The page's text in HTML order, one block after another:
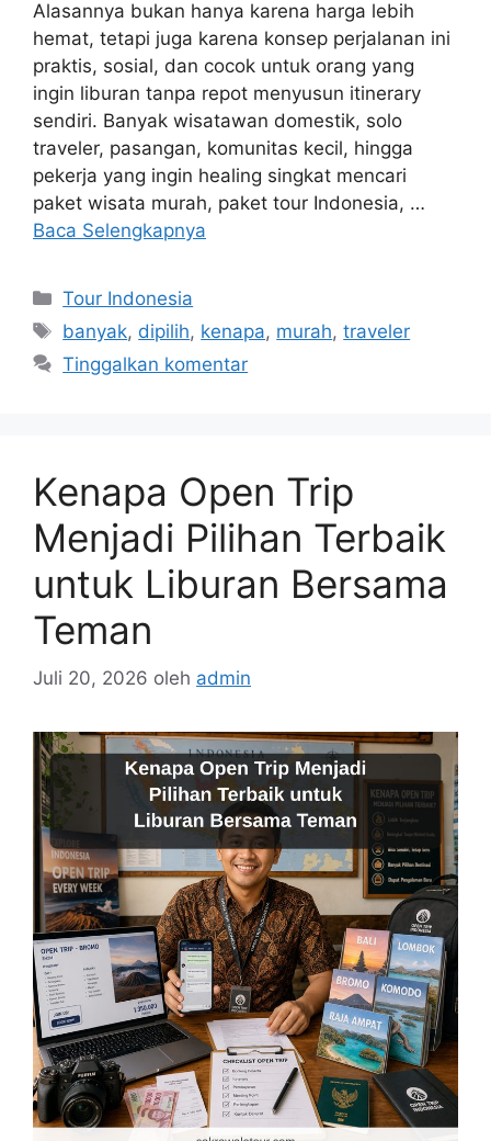
Alasannya bukan hanya karena harga lebih
hemat, tetapi juga karena konsep perjalanan ini
praktis, sosial, dan cocok untuk orang yang
ingin liburan tanpa repot menyusun itinerary
sendiri. Banyak wisatawan domestik, solo
traveler, pasangan, komunitas kecil, hingga
pekerja yang ingin healing singkat mencari
paket wisata murah, paket tour Indonesia, …
Baca Selengkapnya
Kategori
Tour Indonesia
Tag
banyak, dipilih, kenapa, murah,traveler
Tinggalkan komentar
Kenapa Open Trip
Menjadi Pilihan Terbaik
untuk Liburan Bersama
Teman
Juli 20, 2026 oleh admin